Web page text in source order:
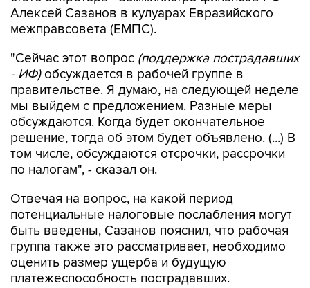
Алексей Сазанов в кулуарах Евразийского
межправсовета (ЕМПС).
"Сейчас этот вопрос (поддержка пострадавших
- ИФ)обсуждается в рабочей группе в
правительстве. Я думаю, на следующей неделе
мы выйдем с предложением. Разные меры
обсуждаются. Когда будет окончательное
решение, тогда об этом будет объявлено. (...) В
том числе, обсуждаются отсрочки, рассрочки
по налогам", - сказал он.
Отвечая на вопрос, на какой период
потенциальные налоговые послабления могут
быть введены, Сазанов пояснил, что рабочая
группа также это рассматривает, необходимо
оценить размер ущерба и будущую
платежеспособность пострадавших.